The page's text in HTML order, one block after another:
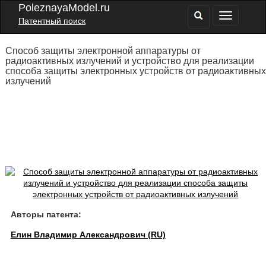
PoleznayaModel.ru
Патентный поиск
Способ защиты электронной аппаратуры от
радиоактивных излучений и устройство для реализации
способа защиты электронных устройств от радиоактивных
излучений
Авторы патента:
Елин Владимир Александрович (RU)